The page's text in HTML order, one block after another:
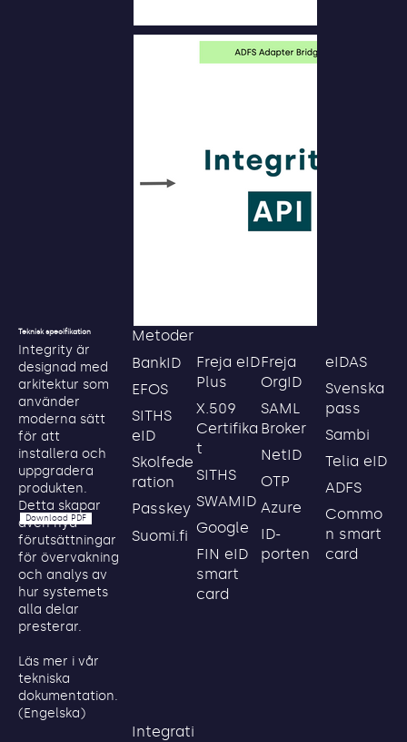
Teknisk specifikation
Integrity är
designad med
arkitektur som
använder
moderna sätt
för att
installera och
uppgradera
produkten.
Detta skapar
även nya
förutsättningar
för övervakning
och analys av
hur systemets
alla delar
presterar.
Läs mer i vår
tekniska
dokumentation.
(Engelska)
Download PDF
Metoder
BankID
EFOS
SITHS
eID
Skolfede
ration
Passkey
Suomi.fi
Freja
OrgID
SAML
Broker
NetID
OTP
Azure
ID-
porten
Freja eID
Plus
X.509
Certifika
t
SITHS
SWAMID
Google
FIN eID
smart
card
eIDAS
Svenska
pass
Sambi
Telia eID
ADFS
Commo
n smart
card
Integrati